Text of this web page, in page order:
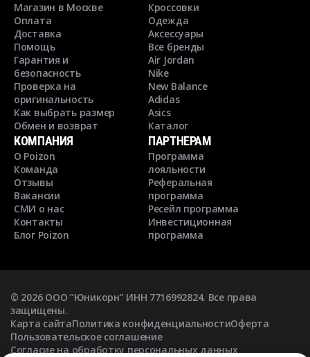
Магазин в Москве
Оплата
Доставка
Помощь
Гарантия и
безопасность
Проверка на
оригинальность
Как выбрать размер
Обмен и возврат
Кроссовки
Одежда
Аксессуары
Все бренды
Air Jordan
Nike
New Balance
Adidas
Asics
Каталог
КОМПАНИЯ
О Poizon
Команда
Отзывы
Вакансии
СМИ о нас
Контакты
Блог Poizon
ПАРТНЕРАМ
Программа
лояльности
Реферальная
программа
Ресейл программа
Инвестиционная
программа
© 2026ООО “Юникорн” ИНН 7716992824. Все права
защищены.
Карта сайтаПолитика конфиденциальностиОферта
Пользовательское соглашение
Согласие на обработку персональных данных